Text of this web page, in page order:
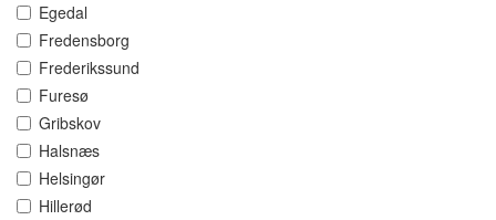
Egedal
Fredensborg
Frederikssund
Furesø
Gribskov
Halsnæs
Helsingør
Hillerød